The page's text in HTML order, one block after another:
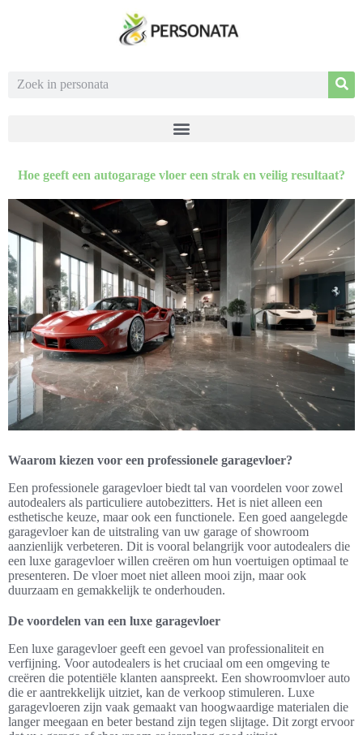
Hoe geeft een autogarage vloer een strak en veilig resultaat?
Waarom kiezen voor een professionele garagevloer?
Een professionele garagevloer biedt tal van voordelen voor zowel
autodealers als particuliere autobezitters. Het is niet alleen een
esthetische keuze, maar ook een functionele. Een goed aangelegde
garagevloer kan de uitstraling van uw garage of showroom
aanzienlijk verbeteren. Dit is vooral belangrijk voor autodealers die
een luxe garagevloer willen creëren om hun voertuigen optimaal te
presenteren. De vloer moet niet alleen mooi zijn, maar ook
duurzaam en gemakkelijk te onderhouden.
De voordelen van een luxe garagevloer
Een luxe garagevloer geeft een gevoel van professionaliteit en
verfijning. Voor autodealers is het cruciaal om een omgeving te
creëren die potentiële klanten aanspreekt. Een showroomvloer auto
die er aantrekkelijk uitziet, kan de verkoop stimuleren. Luxe
garagevloeren zijn vaak gemaakt van hoogwaardige materialen die
langer meegaan en beter bestand zijn tegen slijtage. Dit zorgt ervoor